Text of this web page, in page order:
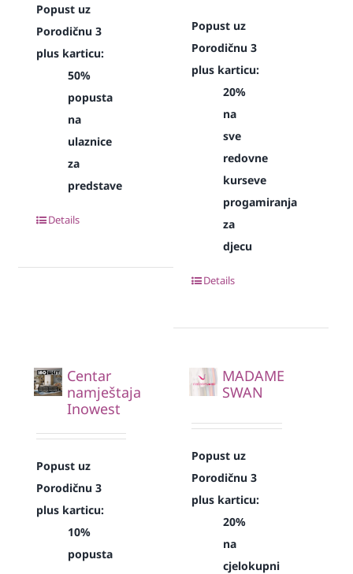
Popust uz
Porodičnu 3
plus karticu:
50%
popusta
na
ulaznice
za
predstave
Details
Popust uz
Porodičnu 3
plus karticu:
20%
na
sve
redovne
kurseve
progamiranja
za
djecu
Details
Centar
namještaja
Inowest
Popust uz
Porodičnu 3
plus karticu:
10%
popusta
MADAME
SWAN
Popust uz
Porodičnu 3
plus karticu:
20%
na
cjelokupni